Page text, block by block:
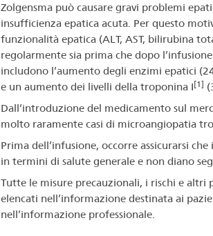
Zolgensma può causare gravi problemi
insufficienza epatica acuta. Per questo
funzionalità epatica (ALT, AST, bilirubina
regolarmente sia prima che dopo
includono l’aumento degli enzimi epatici
e un aumento dei livelli della troponina I[1]
Dall’introduzione del medicamento sul
molto raramente casi di microangiopatia
Prima dell’infusione, occorre assicurarsi
in termini di salute generale e non diano
Tutte le misure precauzionali, i rischi e altri
elencati nell’informazione destinata ai
nell’informazione professionale.